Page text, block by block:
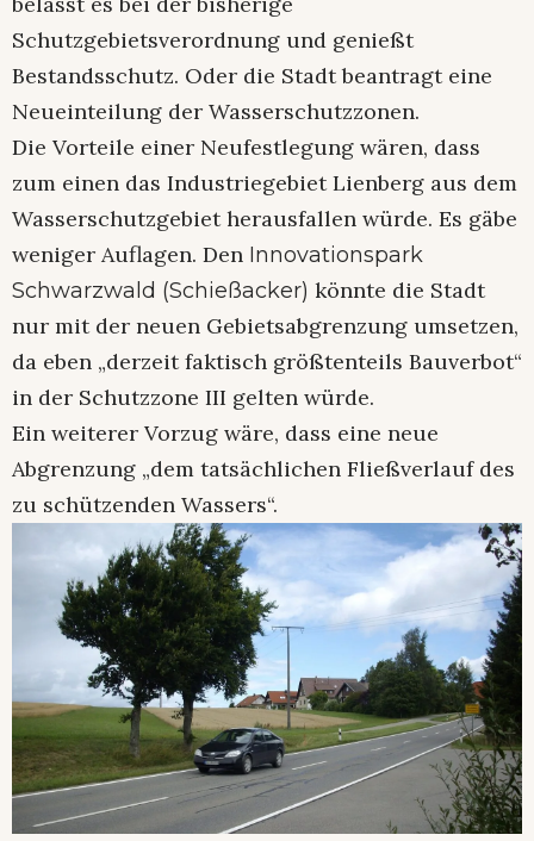
Schutzgebietsverordnung und genießt
Bestandsschutz. Oder die Stadt beantragt eine
Neueinteilung der Wasserschutzzonen.
Die Vorteile einer Neufestlegung wären, dass
zum einen das Industriegebiet Lienberg aus dem
Wasserschutzgebiet herausfallen würde. Es gäbe
weniger Auflagen. Den Innovationspark
Schwarzwald (Schießacker) könnte die Stadt
nur mit der neuen Gebietsabgrenzung umsetzen,
da eben „derzeit faktisch größtenteils Bauverbot“
in der Schutzzone III gelten würde.
Ein weiterer Vorzug wäre, dass eine neue
Abgrenzung „dem tatsächlichen Fließverlauf des
zu schützenden Wassers“.